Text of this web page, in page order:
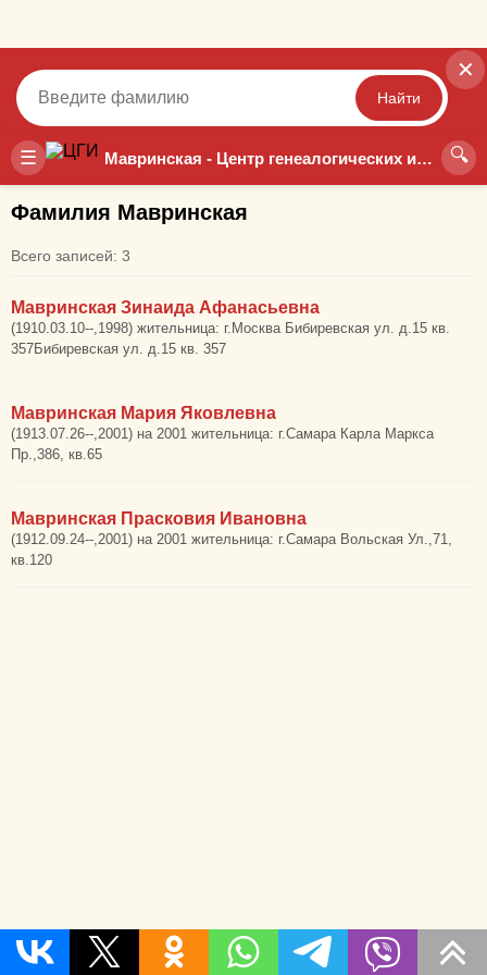
☰ Мавринская - Центр генеалогических исследований 🔍
✕
Найти
Точный Неточный
Фамилия Мавринская
Всего записей: 3
Мавринская Зинаида Афанасьевна
(1910.03.10--,1998) жительница: г.Москва Бибиревская ул. д.15 кв.
357Бибиревская ул. д.15 кв. 357
Мавринская Мария Яковлевна
(1913.07.26--,2001) на 2001 жительница: г.Самара Карла Маркса
Пр.,386, кв.65
Мавринская Прасковия Ивановна
(1912.09.24--,2001) на 2001 жительница: г.Самара Вольская Ул.,71,
кв.120